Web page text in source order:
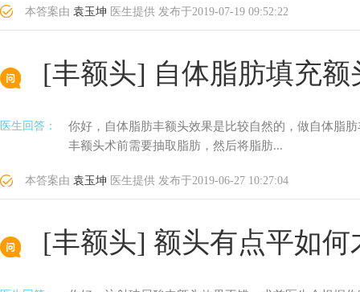
本答案由 袁玉坤 医生提供 发布于2019-07-19 09:52:22
[丰额头] 自体脂肪填充
医生回答：
你好，自体脂肪丰额头效果是比较自然的，做自体脂
丰额头术前需要抽取脂肪，然后将脂肪...
本答案由 袁玉坤 医生提供 发布于2019-06-27 10:27:04
[丰额头] 额头有点平如